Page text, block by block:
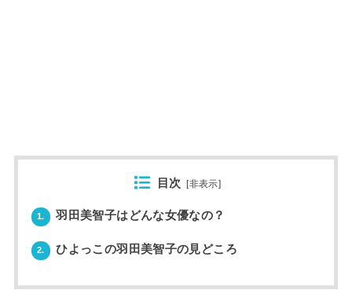
目次 [非表示]
1. 羽田美智子はどんな女優なの？
2. ひよっこの羽田美智子の見どころ